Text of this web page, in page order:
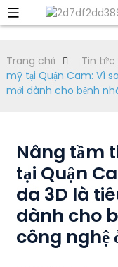
Trang chủ Tin
mỹ tại Quận Cam: Vì
mới dành cho bệnh
Nâng tầm
tại Quận
da 3D là
dành cho
công nghệ